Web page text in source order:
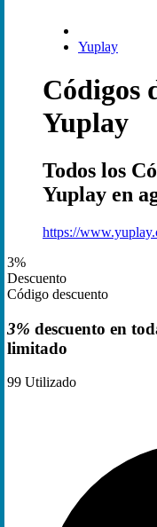
Yuplay
Códigos
Yuplay
Todos los
Yuplay en
https://
3%
Descuento
Código descuento
3% descuento en
limitado
99 Utilizado